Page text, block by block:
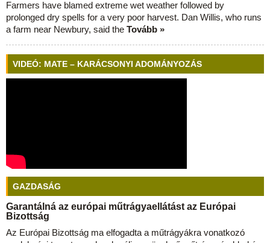
Farmers have blamed extreme wet weather followed by
prolonged dry spells for a very poor harvest. Dan Willis, who runs
a farm near Newbury, said the Tovább »
VIDEÓ: MATE – KARÁCSONYI ADOMÁNYOZÁS
GAZDASÁG
Garantálná az európai műtrágyaellátást az Európai
Bizottság
Az Európai Bizottság ma elfogadta a műtrágyákra vonatkozó